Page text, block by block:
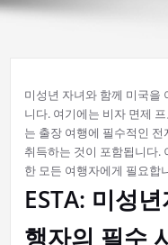
미성년 자녀와 함께 미국을
니다. 여기에는 비자 면제
는 출장 여행에 필수적인
취득하는 것이 포함됩니다.
한 모든 여행자에게 필요합
ESTA: 미성
행자의 필수